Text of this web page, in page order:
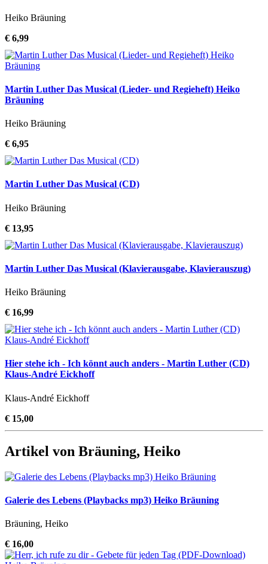
Heiko Bräuning
€ 6,99
Martin Luther Das Musical (Lieder- und Regieheft) Heiko
Bräuning
Heiko Bräuning
€ 6,95
Martin Luther Das Musical (CD)
Heiko Bräuning
€ 13,95
Martin Luther Das Musical (Klavierausgabe, Klavierauszug)
Heiko Bräuning
€ 16,99
Hier stehe ich - Ich könnt auch anders - Martin Luther (CD)
Klaus-André Eickhoff
Klaus-André Eickhoff
€ 15,00
Artikel von Bräuning, Heiko
Galerie des Lebens (Playbacks mp3) Heiko Bräuning
Bräuning, Heiko
€ 16,00